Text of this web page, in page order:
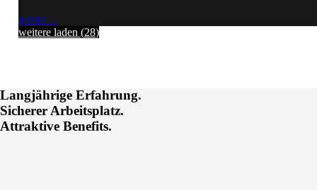
weiter ...
weitere laden (28)
Langjährige Erfahrung.
Sicherer Arbeitsplatz.
Attraktive Benefits.